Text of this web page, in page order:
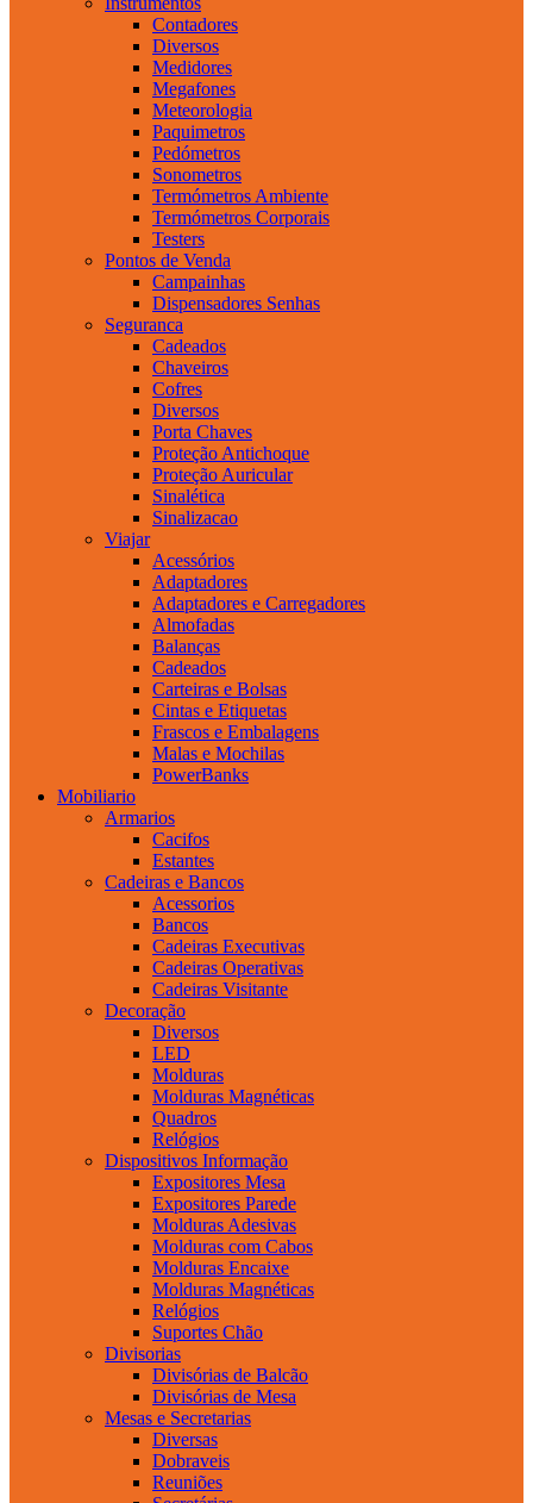
Contadores
Diversos
Medidores
Megafones
Meteorologia
Paquimetros
Pedómetros
Sonometros
Termómetros Ambiente
Termómetros Corporais
Testers
Pontos de Venda
Campainhas
Dispensadores Senhas
Seguranca
Cadeados
Chaveiros
Cofres
Diversos
Porta Chaves
Proteção Antichoque
Proteção Auricular
Sinalética
Sinalizacao
Viajar
Acessórios
Adaptadores
Adaptadores e Carregadores
Almofadas
Balanças
Cadeados
Carteiras e Bolsas
Cintas e Etiquetas
Frascos e Embalagens
Malas e Mochilas
PowerBanks
Mobiliario
Armarios
Cacifos
Estantes
Cadeiras e Bancos
Acessorios
Bancos
Cadeiras Executivas
Cadeiras Operativas
Cadeiras Visitante
Decoração
Diversos
LED
Molduras
Molduras Magnéticas
Quadros
Relógios
Dispositivos Informação
Expositores Mesa
Expositores Parede
Molduras Adesivas
Molduras com Cabos
Molduras Encaixe
Molduras Magnéticas
Relógios
Suportes Chão
Divisorias
Divisórias de Balcão
Divisórias de Mesa
Mesas e Secretarias
Diversas
Dobraveis
Reuniões